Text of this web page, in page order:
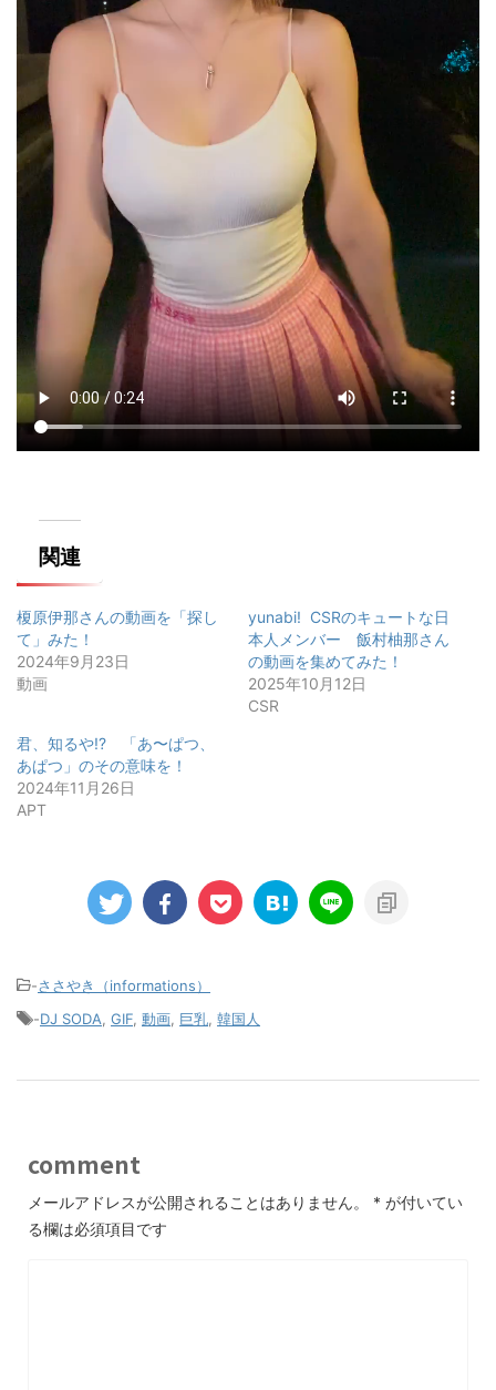
関連
榎原伊那さんの動画を「探し
て」みた！
2024年9月23日
動画
yunabi! CSRのキュートな日
本人メンバー 飯村柚那さん
の動画を集めてみた！
2025年10月12日
CSR
君、知るや!? 「あ〜ぱつ、
あぱつ」のその意味を！
2024年11月26日
APT
-ささやき（informations）
-DJ SODA GIF 動画 巨乳 韓国人
comment
メールアドレスが公開されることはありません。 * が付いてい
る欄は必須項目です